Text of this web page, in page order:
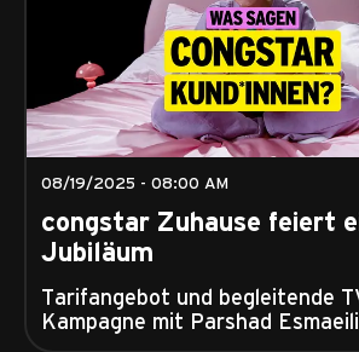
08/19/2025 - 08:00 AM
congstar Zuhause feiert
Jubiläum
Tarifangebot und begleitende
Kampagne mit Parshad Esmaeili